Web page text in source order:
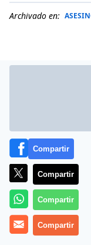
Archivado en:
Más información
Compartir
Compartir
Compartir
Compartir